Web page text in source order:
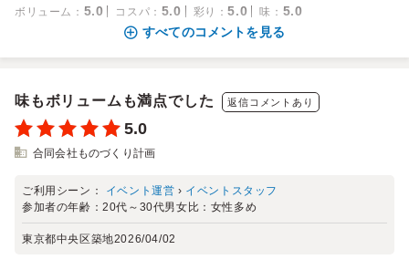
ボリューム ： 5.0 コスパ ： 5.0 彩り ：5.0 味 ： 5.0
すべてのコメントを見る
味もボリュームも満点でした 返信コメントあり
5.0
合同会社ものづくり計画
ご利用シーン： イベント運営 › イベントスタッフ
参加者の年齢：20代～30代男女比： 女性多め
東京都中央区築地2026/04/02